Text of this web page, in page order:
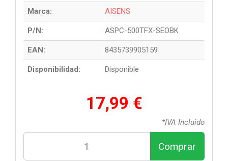
Marca: AISENS
P/N: ASPC-500TFX-SEOBK
EAN: 8435739905159
Disponibilidad: Disponible
17,99 €
*IVA Incluido
Comprar